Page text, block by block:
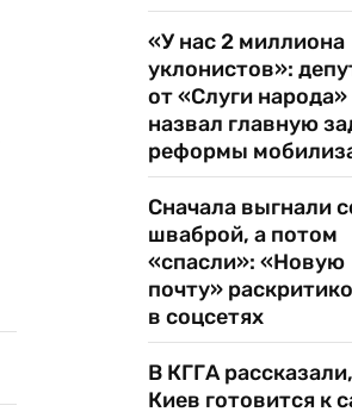
«У нас 2 миллиона
уклонистов»:
от «Слуги народа»
назвал главную
реформы
Сначала выгнали
шваброй, а потом
«спасли»: «Новую
почту»
в соцсетях
В КГГА
Киев готовится к